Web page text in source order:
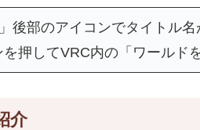
」後部のアイコンでタイトル名
押してVRC内の「ワールド
介